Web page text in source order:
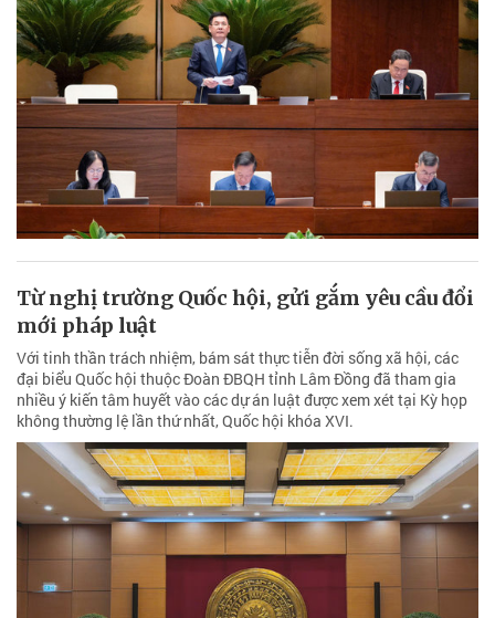
Từ nghị trường Quốc hội, gửi gắm yêu cầu đổi
mới pháp luật
Với tinh thần trách nhiệm, bám sát thực tiễn đời sống xã hội, các
đại biểu Quốc hội thuộc Đoàn ĐBQH tỉnh Lâm Đồng đã tham gia
nhiều ý kiến tâm huyết vào các dự án luật được xem xét tại Kỳ họp
không thường lệ lần thứ nhất, Quốc hội khóa XVI.